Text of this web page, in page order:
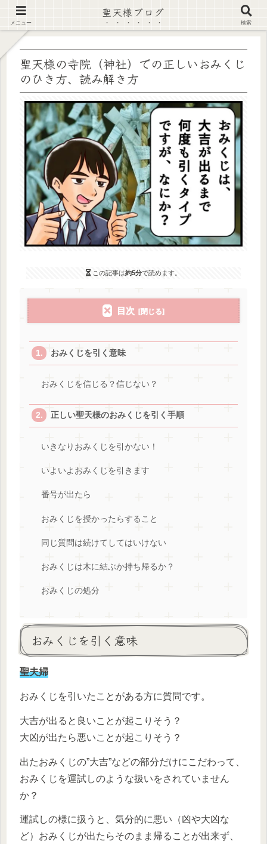
【注意喚起】偽サイト及び偽情報に注意 ▶確認する◀
聖天様の寺院（神社）での正しいおみくじ
のひき方、読み解き方
この記事は約5分で読めます。
目次
おみくじを引く意味
おみくじを信じる？信じない？
正しい聖天様のおみくじを引く手順
いきなりおみくじを引かない！
いよいよおみくじを引きます
番号が出たら
おみくじを授かったらすること
同じ質問は続けてしてはいけない
おみくじは木に結ぶか持ち帰るか？
おみくじの処分
おみくじを引く意味
聖夫婦
おみくじを引いたことがある方に質問です。
大吉が出ると良いことが起こりそう？
大凶が出たら悪いことが起こりそう？
出たおみくじの”大吉”などの部分だけにこだわって、
おみくじを運試しのような扱いをされていません
か？
運試しの様に扱うと、気分的に悪い（凶や大凶な
ど）おみくじが出たらそのまま帰ることが出来ず、
メニュー
聖天様ブログ
検索